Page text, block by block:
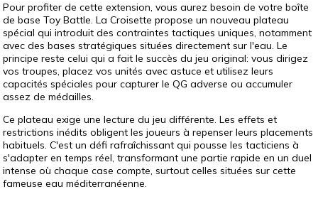
Pour profiter de cette extension, vous aurez besoin de votre boîte
de base Toy Battle. La Croisette propose un nouveau plateau
spécial qui introduit des contraintes tactiques uniques, notamment
avec des bases stratégiques situées directement sur l'eau. Le
principe reste celui qui a fait le succès du jeu original: vous dirigez
vos troupes, placez vos unités avec astuce et utilisez leurs
capacités spéciales pour capturer le QG adverse ou accumuler
assez de médailles.
Ce plateau exige une lecture du jeu différente. Les effets et
restrictions inédits obligent les joueurs à repenser leurs placements
habituels. C'est un défi rafraîchissant qui pousse les tacticiens à
s'adapter en temps réel, transformant une partie rapide en un duel
intense où chaque case compte, surtout celles situées sur cette
fameuse eau méditerranéenne.